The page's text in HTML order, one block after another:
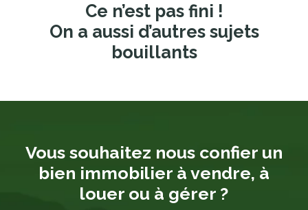
Ce n’est pas fini !
On a aussi d’autres sujets
bouillants
Vous souhaitez nous confier un
bien immobilier à vendre, à
louer ou à gérer ?